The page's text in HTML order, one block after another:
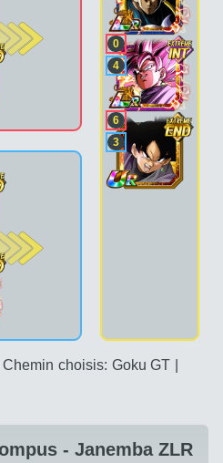
0
4
6
3
choisis: Goku GT |
- Janemba ZLR